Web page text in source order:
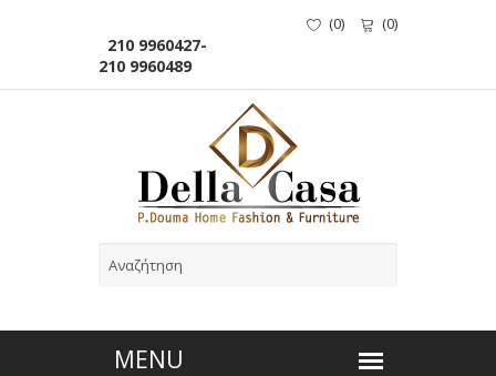
210 9960427-
210 9960489
(0) (0)